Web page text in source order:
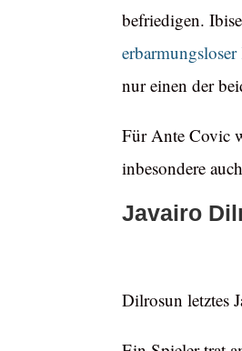
befriedigen.
nur einen der
Für Ante Covic
inbesondere
Javairo
Dilrosun letztes